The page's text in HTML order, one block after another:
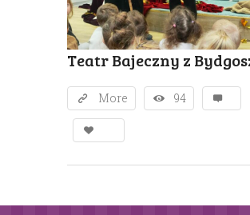
Teatr Bajeczny z
More 94